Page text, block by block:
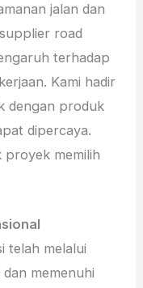
jalan dan
road
terhadap
Kami hadir
dengan produk
dipercaya.
proyek memilih
telah melalui
memenuhi